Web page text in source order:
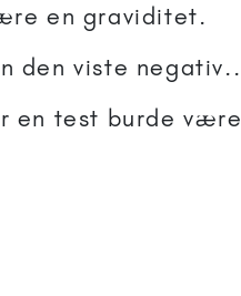
en graviditet.
den viste negativ..
en test burde være